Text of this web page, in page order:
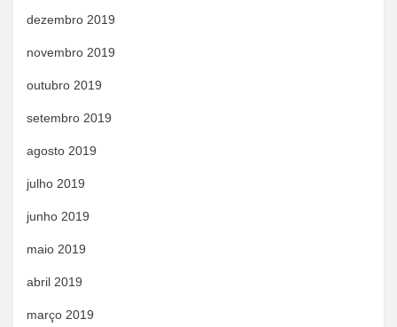
dezembro 2019
novembro 2019
outubro 2019
setembro 2019
agosto 2019
julho 2019
junho 2019
maio 2019
abril 2019
março 2019